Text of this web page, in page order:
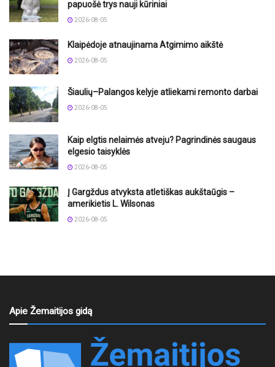
papuošė trys nauji kūriniai
2026-08-05
Klaipėdoje atnaujinama Atgimimo aikštė
2026-08-05
Šiaulių–Palangos kelyje atliekami remonto darbai
2026-08-05
Kaip elgtis nelaimės atveju? Pagrindinės saugaus
elgesio taisyklės
2026-08-05
Į Gargždus atvyksta atletiškas aukštaūgis –
amerikietis L. Wilsonas
2026-08-05
Apie Žemaitijos gidą